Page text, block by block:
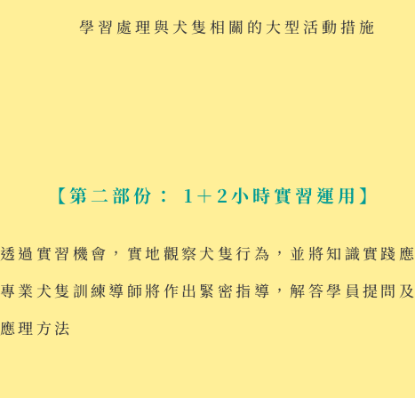
學習處理與犬隻相關的大型活動措施
【第二部份： 1＋2小時實習運用】
透過實習機會，實地觀察犬隻行為，並將知識實踐
專業犬隻訓練導師將作出緊密指導，解答學員提問
應理方法